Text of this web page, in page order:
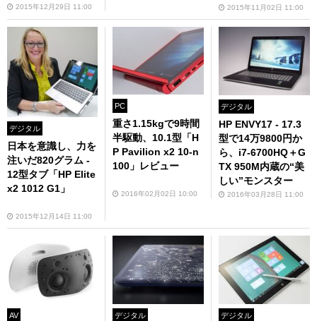
2015年12月29日 11:00
ュー2015年11月02日 11:00
デジタル
日本を意識し、力を
注いだ820グラム -
12型タブ「HP Elite
x2 1012 G1」
2015年12月14日 11:00
PC
重さ1.15kgで9時間
半駆動、10.1型「H
P Pavilion x2 10-n
100」レビュー
2016年02月02日 10:00
デジタル
HP ENVY17 - 17.3
型で14万9800円か
ら、i7-6700HQ＋G
TX 950M内蔵の“美
しい”モンスター
2016年03月28日 11:00
AV デジタル デジタル